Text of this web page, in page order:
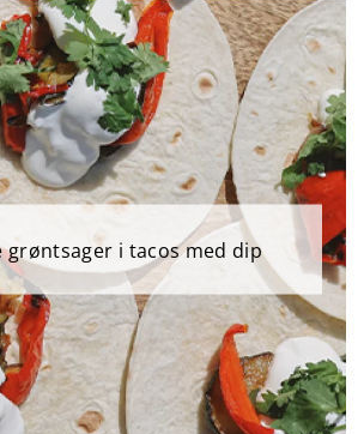
grøntsager i tacos med dip